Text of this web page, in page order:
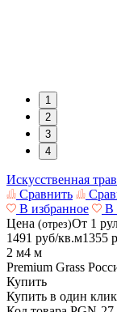
1
2
3
4
Искусственная
Сравнить
В избранное
В
Цена (отрез)От 1
1491 руб/кв.м1355
2 м4 м
Premium Grass
Купить
Купить в один клик